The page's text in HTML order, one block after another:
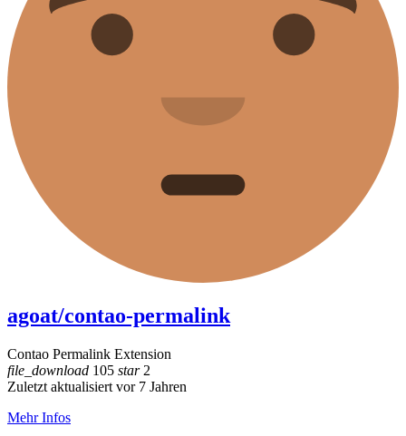
agoat/contao-permalink
Contao Permalink Extension
file_download 105 star2
Zuletzt aktualisiert vor 7 Jahren
Mehr Infos